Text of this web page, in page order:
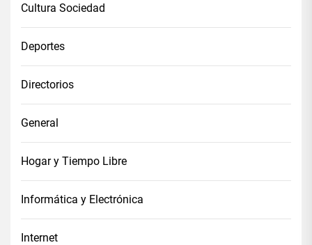
Cultura Sociedad
Deportes
Directorios
General
Hogar y Tiempo Libre
Informática y Electrónica
Internet